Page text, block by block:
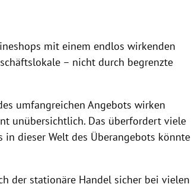
mit einem endlos wirkenden
– nicht durch begrenzte
umfangreichen Angebots wirken
unübersichtlich. Das überfordert viele
in dieser Welt des Überangebots könnte
der stationäre Handel sicher bei vielen